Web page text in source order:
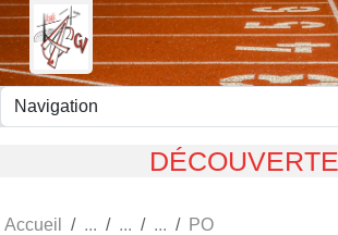
DÉCOUVERTE
Accueil PO
Panneau de gestion des cookies